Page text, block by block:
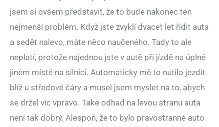
jsem si ovšem představit, že to bude nakonec ten
nejmenší problém. Když jste zvyklí dvacet let řídit auta
a sedět nalevo, máte něco naučeného. Tady to ale
neplatí, protože najednou jste v autě při jízdě na úplně
jiném místě na silnici. Automaticky mě to nutilo jezdit
blíž u středové čáry a musel jsem myslet na to, abych
se držel víc vpravo. Také odhad na levou stranu auta
není tak dobrý. Alespoň, že to bylo pravostranné auto